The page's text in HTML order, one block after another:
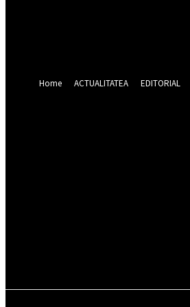
Home
ACTUALITATEA EDITORIAL